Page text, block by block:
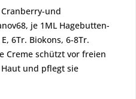
und
je 1ML Hagebutten-
6Tr. Biokons, 6-8Tr.
Creme schützt vor freien
und pflegt sie